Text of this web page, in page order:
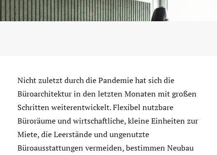
Nicht zuletzt durch die Pandemie hat sich die
Büroarchitektur in den letzten Monaten mit großen
Schritten weiterentwickelt. Flexibel nutzbare
Büroräume und wirtschaftliche, kleine Einheiten zur
Miete, die Leerstände und ungenutzte
Büroausstattungen vermeiden, bestimmen Neubau